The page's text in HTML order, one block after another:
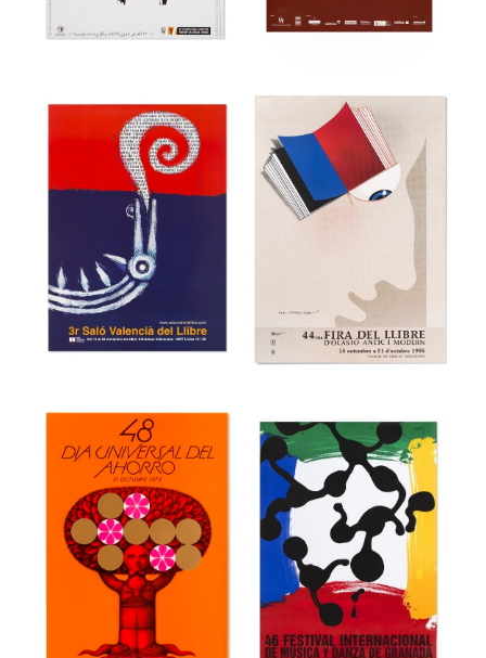
36a Feria
Internacional del
Mueble de
Valencia
Museu del Disseny de Barcelona
39 Festival
internacional de
cine de Gijón
Museu del Disseny de Barcelona
3r Saló Valencià
del Llibre
44 Fira del Llibre
d’ocasió antic i
modern